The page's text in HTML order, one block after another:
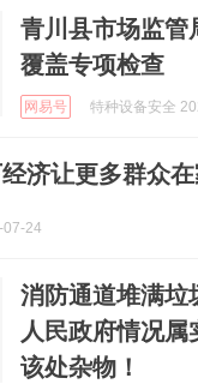
青川县市场监管
覆盖专项检查
网易号 特种设备安全
济让更多群众
07-24
消防通道堆满垃
人民政府情况
该处杂物！